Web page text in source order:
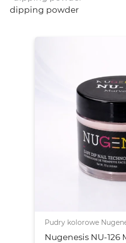
dipping powder
Pudry kolorowe
Nugenesis NU-126